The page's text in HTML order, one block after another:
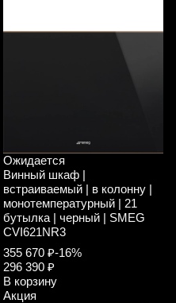
Ожидается
Винный шкаф |
встраиваемый | в колонну |
монотемпературный | 21
бутылка | черный | SMEG
CVI621NR3
355 670 ₽-16%
296 390 ₽
В корзину
Акция